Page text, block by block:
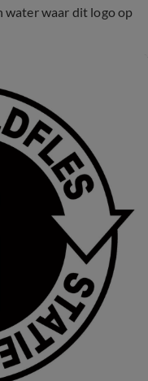
water waar dit logo op